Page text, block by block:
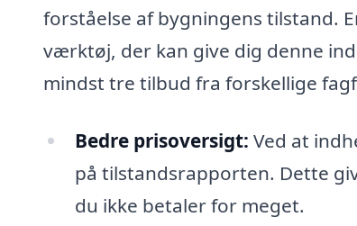
forståelse af bygningens tilstand.
værktøj, der kan give dig denne
mindst tre tilbud fra forskellige
Bedre prisoversigt: Ved at
på tilstandsrapporten. Dette
du ikke betaler for meget.